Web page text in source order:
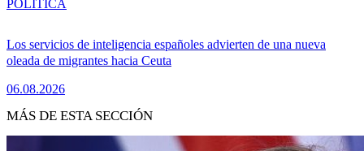
Los servicios de inteligencia españoles advierten de una nueva
oleada de migrantes hacia Ceuta
06.08.2026
POLÍTICA
MÁS DE ESTA SECCIÓN